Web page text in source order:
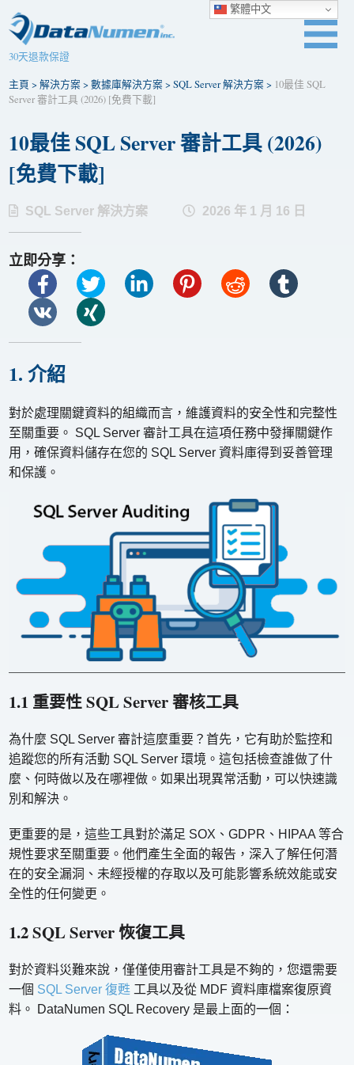
30天退款保證
主頁 >解決方案>數據庫解決方案>SQL Server 解決方案> 10最佳 SQL
Server 審計工具 (2026) [免費下載]
10最佳 SQL Server 審計工具 (2026)
[免費下載]
SQL Server 解決方案 2026 年 1 月 16 日
立即分享：
1. 介紹
對於處理關鍵資料的組織而言，維護資料的安全性和完整性
至關重要。 SQL Server 審計工具在這項任務中發揮關鍵作
用，確保資料儲存在您的 SQL Server 資料庫得到妥善管理
和保護。
1.1 重要性 SQL Server 審核工具
為什麼 SQL Server 審計這麼重要？首先，它有助於監控和
追蹤您的所有活動 SQL Server 環境。這包括檢查誰做了什
麼、何時做以及在哪裡做。如果出現異常活動，可以快速識
別和解決。
更重要的是，這些工具對於滿足 SOX、GDPR、HIPAA 等合
規性要求至關重要。他們產生全面的報告，深入了解任何潛
在的安全漏洞、未經授權的存取以及可能影響系統效能或安
全性的任何變更。
1.2 SQL Server 恢復工具
對於資料災難來說，僅僅使用審計工具是不夠的，您還需要
一個 SQL Server 復甦 工具以及從 MDF 資料庫檔案復原資
料。 DataNumen SQL Recovery 是最上面的一個：
繁體中文